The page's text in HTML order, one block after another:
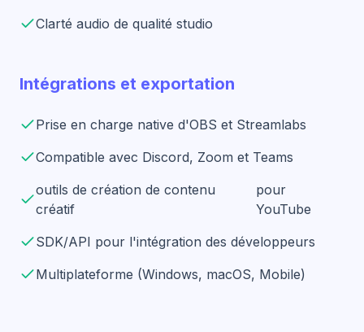
Clarté audio de qualité studio
Intégrations et exportation
Prise en charge native d'OBS et Streamlabs
Compatible avec Discord, Zoom et Teams
outils de création de contenu
créatif
pour
YouTube
SDK/API pour l'intégration des développeurs
Multiplateforme (Windows, macOS, Mobile)